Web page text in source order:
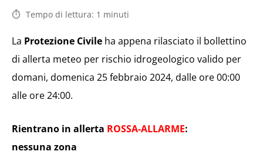
Tempo di lettura: 1 minuti
La Protezione Civile ha appena rilasciato il bollettino
di allerta meteo per rischio idrogeologico valido per
domani, domenica 25 febbraio 2024, dalle ore 00:00
alle ore 24:00.
Rientrano in allerta ROSSA-ALLARME:
nessuna zona